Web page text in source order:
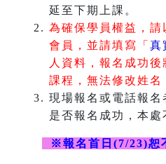
延至下期上課。
為確保學員權益，請
會員，並請填寫「 真
人資料，報名成功
課程，無法修改姓名
現場報名或電話報
是否報名成功，本處
※報名首日(7/23)恕